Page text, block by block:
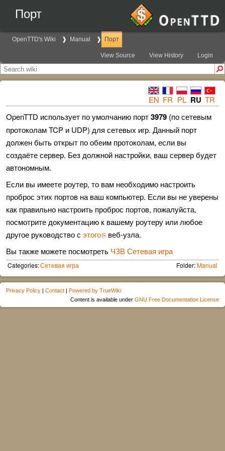
Порт
OpenTTD's Wiki Manual Порт
View Source View History Login
EN FR PL RU TR
OpenTTD использует по умолчанию порт3979 (по сетевым
протоколам TCP и UDP) для сетевых игр. Данный порт
должен быть открыт по обеим протоколам, если вы
создаёте сервер. Без должной настройки, ваш сервер будет
автономным.
Если вы имеете роутер, то вам необходимо настроить
проброс этих портов на ваш компьютер. Если вы не уверены
как правильно настроить проброс портов, пожалуйста,
посмотрите документацию к вашему роутеру или любое
другое руководство с этого
веб-узла.
Вы также можете посмотреть ЧЗВ Сетевая игра
Categories:Сетевая игра Folder:Manual
Privacy Policy | Contact | Powered by TrueWiki
Content is available under GNU Free Documentation License